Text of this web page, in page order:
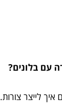
עם בלונים?
לייצר צורות.